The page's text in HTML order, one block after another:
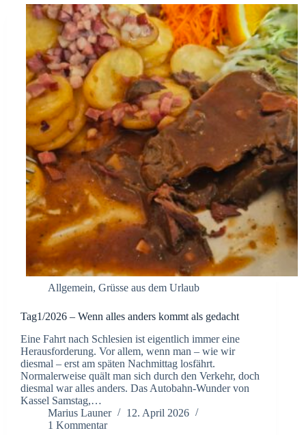
Allgemein, Grüsse aus dem Urlaub
Tag1/2026 – Wenn alles anders kommt als gedacht
Eine Fahrt nach Schlesien ist eigentlich immer eine
Herausforderung. Vor allem, wenn man – wie wir
diesmal – erst am späten Nachmittag losfährt.
Normalerweise quält man sich durch den Verkehr, doch
diesmal war alles anders. ​Das Autobahn-Wunder von
Kassel ​Samstag,…
Marius Launer
12. April 2026
1 Kommentar